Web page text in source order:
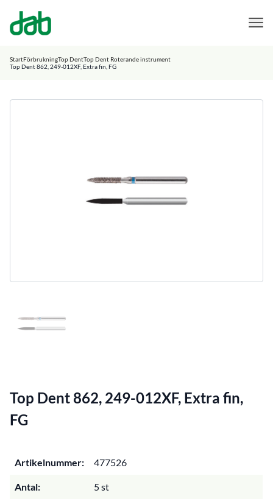
DAB Dental
StartFörbrukningTop DentTop Dent Roterande instrument
Top Dent 862, 249-012XF, Extra fin, FG
Top Dent 862, 249-012XF, Extra fin,
FG
Artikelnummer: 477526
Antal: 5 st